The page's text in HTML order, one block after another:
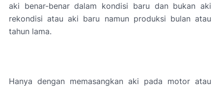
aki benar-benar dalam kondisi baru dan bukan aki
rekondisi atau aki baru namun produksi bulan atau
tahun lama.
Hanya dengan memasangkan aki pada motor atau